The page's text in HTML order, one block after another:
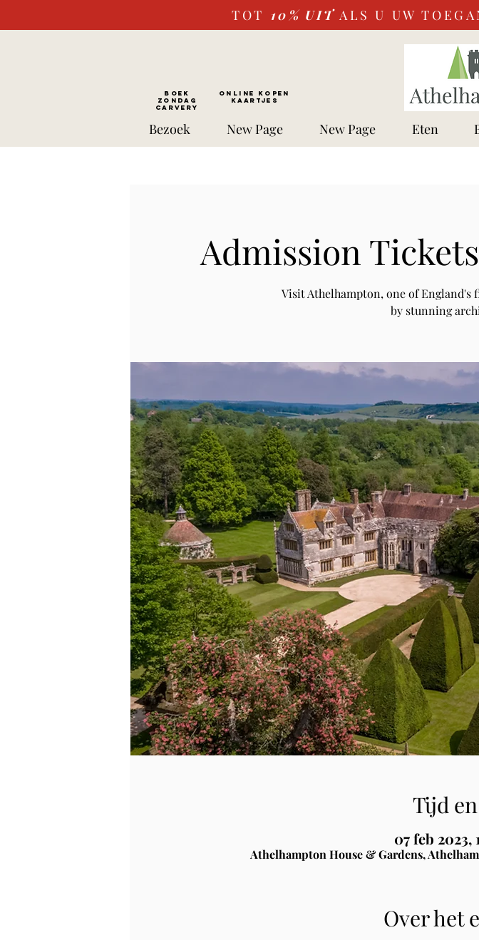
TOT 10% UIT ALS U UW
BOEK
ZONDAG
CARVERY
ONLINE kopen
Kaartjes
Bezoek New Page New Page Eten
Admission
Visit Athelhampton, one of England's
by stunning
Tijd
07 feb 2023,
Athelhampton House & Gardens,
Over het